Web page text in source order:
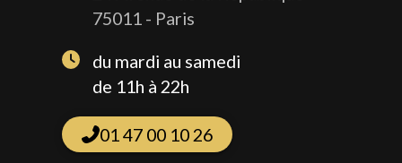
75011 - Paris
du mardi au samedi
de 11h à 22h
01 47 00 10 26